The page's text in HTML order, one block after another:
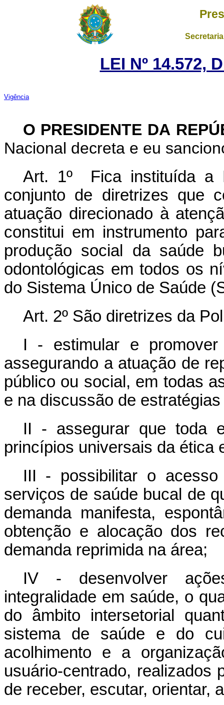
LEI Nº 14.572,
Vigência
O PRESIDENTE DA
Nacional decreta e eu
Art. 1º Fica instituída a
conjunto de diretrizes que
atuação direcionado à
constitui em instrumento
produção social da saúde
odontológicas em todos os
do Sistema Único de Saúde
Art. 2º São diretrizes da
I - estimular e
assegurando a atuação de
público ou social, em todas
e na discussão de
II - assegurar que toda
princípios universais da ética
III - possibilitar o
serviços de saúde bucal de
demanda manifesta,
obtenção e alocação dos
demanda reprimida na área;
IV - desenvolver
integralidade em saúde, o
do âmbito intersetorial
sistema de saúde e do
acolhimento e a
usuário-centrado, realizados
de receber, escutar, orientar,